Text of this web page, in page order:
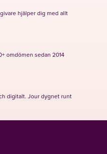
hjälper dig med allt
omdömen sedan 2014
digitalt. Jour dygnet runt